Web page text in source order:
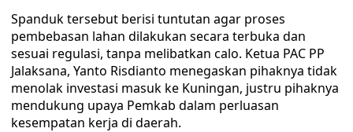
Spanduk tersebut berisi tuntutan agar proses
pembebasan lahan dilakukan secara terbuka dan
sesuai regulasi, tanpa melibatkan calo. Ketua PAC PP
Jalaksana, Yanto Risdianto menegaskan pihaknya tidak
menolak investasi masuk ke Kuningan, justru pihaknya
mendukung upaya Pemkab dalam perluasan
kesempatan kerja di daerah.